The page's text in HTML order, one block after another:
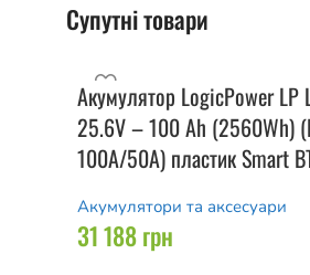
Супутні товари
Акумулятор LogicPower LP
25.6V – 100 Ah (2560Wh)
100A/50А) пластик Smart
Акумулятори та аксесуари
31 188грн